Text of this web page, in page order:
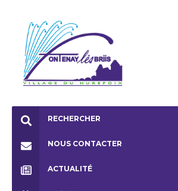
RECHERCHER
NOUS CONTACTER
ACTUALITÉ